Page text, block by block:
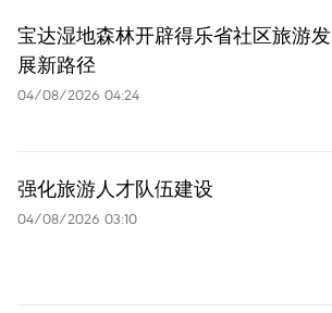
宝达湿地森林开辟得乐省社区旅游发
展新路径
04/08/2026 04:24
强化旅游人才队伍建设
04/08/2026 03:10